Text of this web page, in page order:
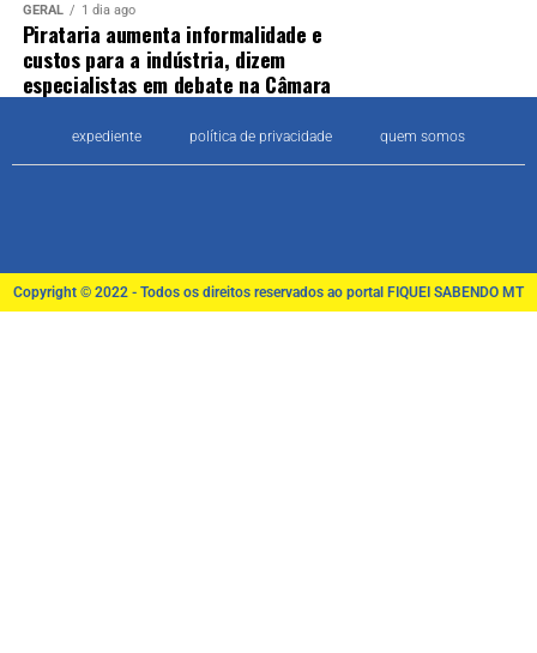
GERAL 1 dia ago
Pirataria aumenta informalidade e
custos para a indústria, dizem
especialistas em debate na Câmara
expediente política de privacidade quem somos
Copyright © 2022 - Todos os direitos reservados ao portal FIQUEI SABENDO MT